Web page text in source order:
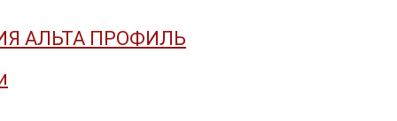
АЛЬТА ПРОФИЛЬ